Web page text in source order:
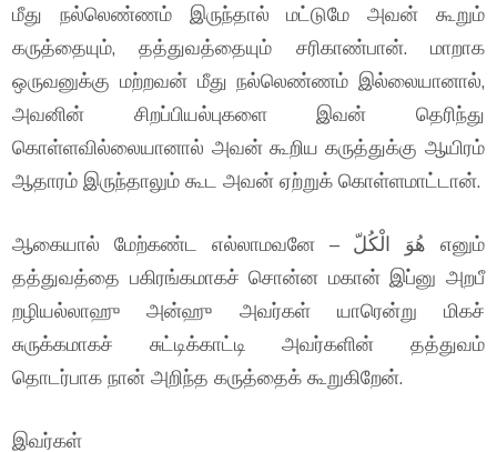
மீது நல்லெண்ணம் இருந்தால் மட்டுமே அவன் கூறும்
கருத்தையும், தத்துவத்தையும் சரிகாண்பான். மாறாக
ஒருவனுக்கு மற்றவன் மீது நல்லெண்ணம் இல்லையானால்,
அவனின் சிறப்பியல்புகளை இவன் தெரிந்து
கொள்ளவில்லையானால் அவன் கூறிய கருத்துக்கு ஆயிரம்
ஆதாரம் இருந்தாலும் கூட அவன் ஏற்றுக் கொள்ளமாட்டான்.
ஆகையால் மேற்கண்ட எல்லாமவனே – هُوَ الْكُلّ எனும்
தத்துவத்தை பகிரங்கமாகச் சொன்ன மகான் இப்னு அறபீ
றழியல்லாஹு அன்ஹு அவர்கள் யாரென்று மிகச்
சுருக்கமாகச் சுட்டிக்காட்டி அவர்களின் தத்துவம்
தொடர்பாக நான் அறிந்த கருத்தைக் கூறுகிறேன்.
இவர்கள்